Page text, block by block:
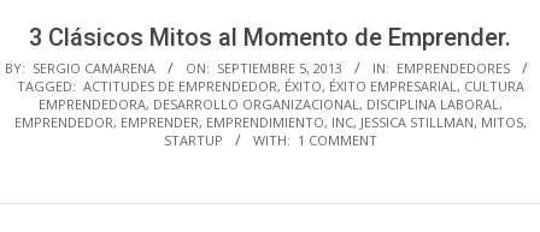
3 Clásicos Mitos al Momento de Emprender.
BY: SERGIO CAMARENA ON: SEPTIEMBRE 5, 2013 IN: EMPRENDEDORES
TAGGED: ACTITUDES DE EMPRENDEDOR, ÉXITO, ÉXITO EMPRESARIAL, CULTURA
EMPRENDEDORA, DESARROLLO ORGANIZACIONAL, DISCIPLINA LABORAL,
EMPRENDEDOR, EMPRENDER, EMPRENDIMIENTO, INC, JESSICA STILLMAN, MITOS,
STARTUP
WITH: 1 COMMENT